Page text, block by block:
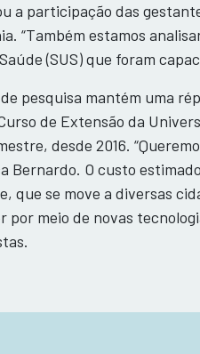
a participação das
“Também estamos
(SUS) que foram
pesquisa mantém uma
de Extensão da
desde 2016.
Bernardo. O custo
que se move a diversas
por meio de novas